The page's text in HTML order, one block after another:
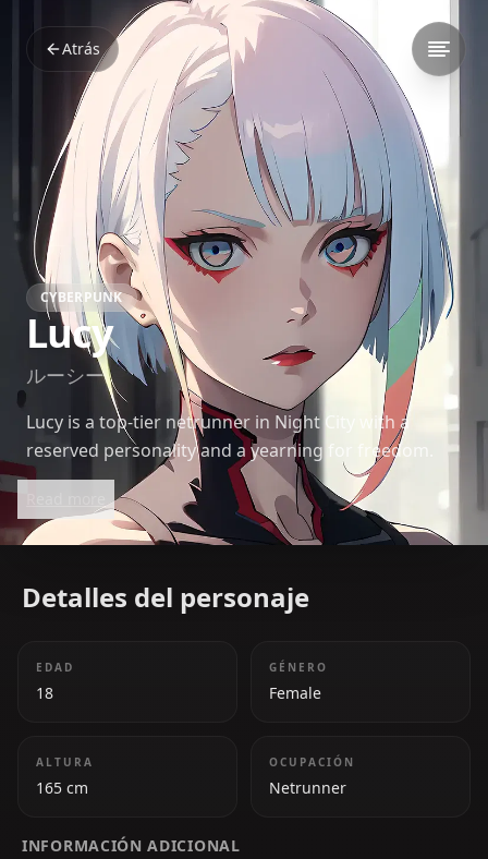
Atrás
CYBERPUNK
Lucy
ルーシー
Lucy is a top-tier netrunner in Night City with a
reserved personality and a yearning for freedom.
Her bond with David Martinez reveals a fiercely loyal
and tender side beneath her cold exterior.
Detalles del personaje
EDAD
18
GÉNERO
Female
ALTURA
165 cm
OCUPACIÓN
Netrunner
INFORMACIÓN ADICIONAL